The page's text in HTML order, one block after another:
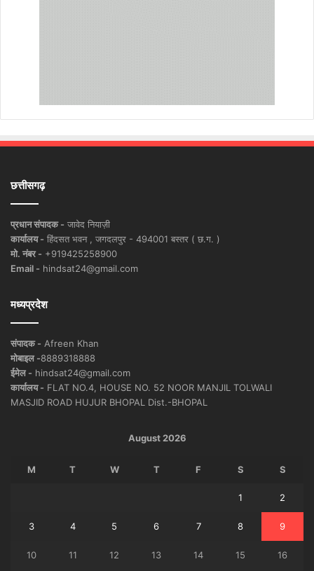
छत्तीसगढ़
प्रधान संपादक - जावेद नियाज़ी
कार्यालय - हिंदसत भवन , जगदलपुर - 494001 बस्तर ( छ.ग. )
मो. नंबर - +919425258900
Email - hindsat24@gmail.com
मध्यप्रदेश
संपादक - Afreen Khan
मोबाइल -8889318888
ईमेल - hindsat24@gmail.com
कार्यालय - FLAT NO.4, HOUSE NO. 52 NOOR MANJIL TOLWALI
MASJID ROAD HUJUR BHOPAL Dist.-BHOPAL
August 2026
M T W T F S S
1 2
3 4 5 6 7 8 9
10 11 12 13 14 15 16